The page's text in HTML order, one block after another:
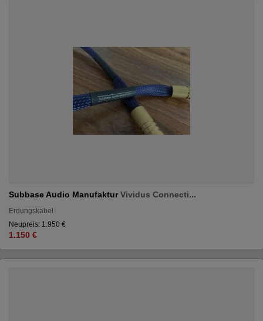
Subbase Audio ManufakturVividus Connecti...
Erdungskabel
Neupreis: 1.950 €
1.150 €